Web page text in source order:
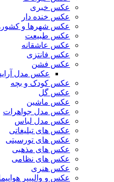
عکس خبری
عکس خنده دار
عکس شهرها و
عکس طبیعت
عکس عاشقانه
عکس فانتزی
عکس فشن
عکس مدل
عکس کودک و بچه
عکس گل
عکس ماشین
عکس مدل جواهرات
عکس مدل لباس
عکس های تبلیغاتی
عکس های تورسیتی
عکس های مذهبی
عکس های نظامی
عکس هنری
عکس و والپیپر